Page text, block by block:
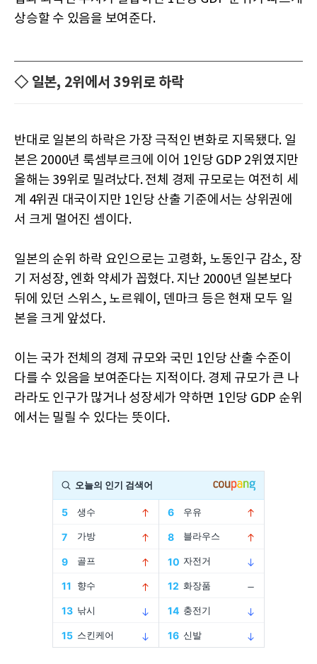
상승할 수 있음을 보여준다.
◇ 일본, 2위에서 39위로 하락
반대로 일본의 하락은 가장 극적인 변화로 지목됐다. 일
본은 2000년 룩셈부르크에 이어 1인당 GDP 2위였지만
올해는 39위로 밀려났다. 전체 경제 규모로는 여전히 세
계 4위권 대국이지만 1인당 산출 기준에서는 상위권에
서 크게 멀어진 셈이다.
일본의 순위 하락 요인으로는 고령화, 노동인구 감소, 장
기 저성장, 엔화 약세가 꼽혔다. 지난 2000년 일본보다
뒤에 있던 스위스, 노르웨이, 덴마크 등은 현재 모두 일
본을 크게 앞섰다.
이는 국가 전체의 경제 규모와 국민 1인당 산출 수준이
다를 수 있음을 보여준다는 지적이다. 경제 규모가 큰 나
라라도 인구가 많거나 성장세가 약하면 1인당 GDP 순위
에서는 밀릴 수 있다는 뜻이다.